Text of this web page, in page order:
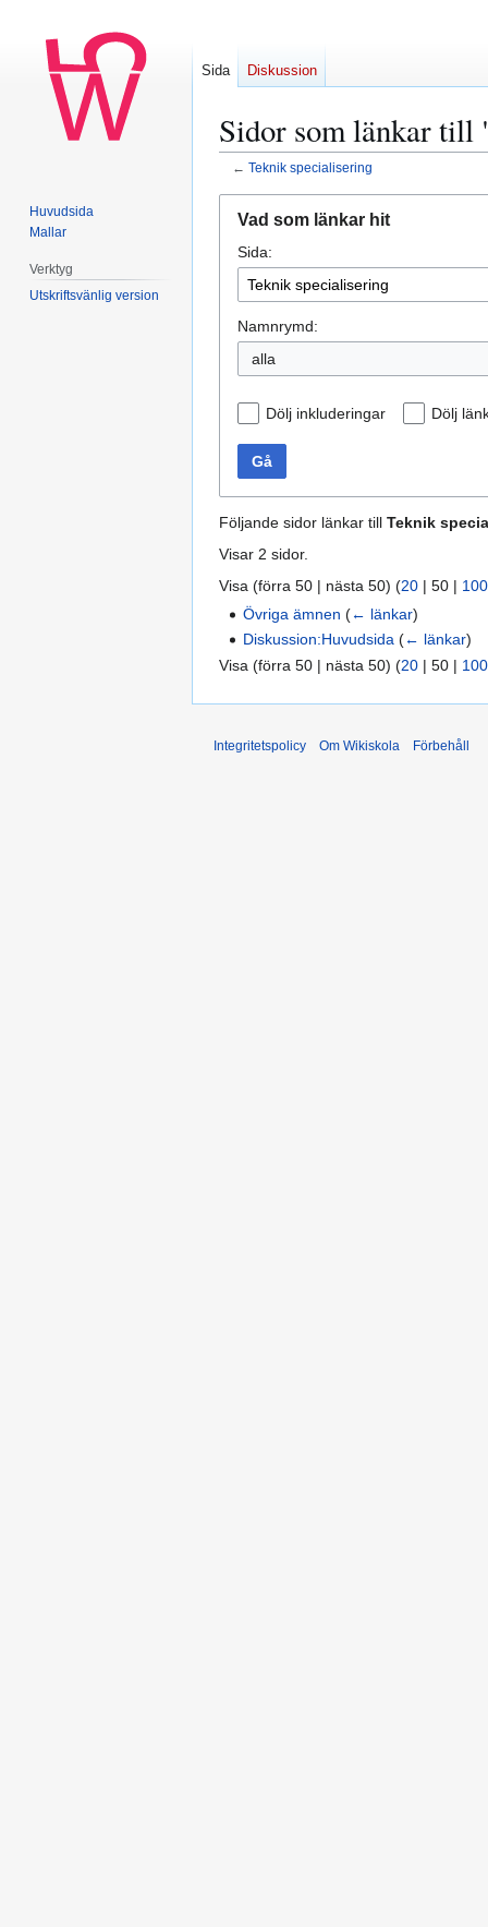
Sidor som länkar
← Teknik specialisering
navigering
sök
Vad som länkar hit
Sida:
Namnrymd:
alla
Dölj inkluderingar Dölj
Gå
Följande sidor länkar till Teknik
Visar 2 sidor.
Visa (förra 50 | nästa 50) (20 | 50 | 100
Övriga ämnen (← länkar)
Diskussion:Huvudsida (← länkar)
Visa (förra 50 | nästa 50) (20 | 50 | 100
Sida Diskussion
Huvudsida
Mallar
Verktyg
Utskriftsvänlig version
Integritetspolicy Om Wikiskola Förbehåll